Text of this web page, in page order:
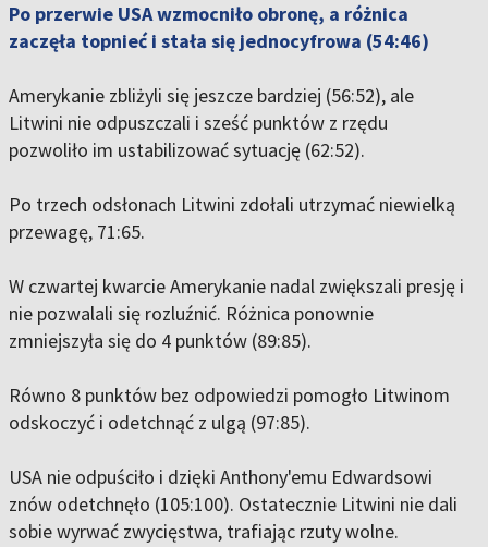
Po przerwie USA wzmocniło obronę, a różnica
zaczęła topnieć i stała się jednocyfrowa (54:46)
Amerykanie zbliżyli się jeszcze bardziej (56:52), ale
Litwini nie odpuszczali i sześć punktów z rzędu
pozwoliło im ustabilizować sytuację (62:52).
Po trzech odsłonach Litwini zdołali utrzymać niewielką
przewagę, 71:65.
W czwartej kwarcie Amerykanie nadal zwiększali presję i
nie pozwalali się rozluźnić. Różnica ponownie
zmniejszyła się do 4 punktów (89:85).
Równo 8 punktów bez odpowiedzi pomogło Litwinom
odskoczyć i odetchnąć z ulgą (97:85).
USA nie odpuściło i dzięki Anthony'emu Edwardsowi
znów odetchnęło (105:100). Ostatecznie Litwini nie dali
sobie wyrwać zwycięstwa, trafiając rzuty wolne.